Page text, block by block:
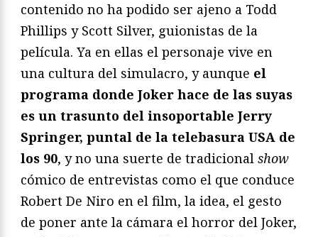
contenido no ha podido ser ajeno a Todd
Phillips y Scott Silver, guionistas de la
película. Ya en ellas el personaje vive en
una cultura del simulacro, y aunque el
programa donde Joker hace de las suyas
es un trasunto del insoportable Jerry
Springer, puntal de la telebasura USA de
los 90, y no una suerte de tradicional show
cómico de entrevistas como el que conduce
Robert De Niro en el film, la idea, el gesto
de poner ante la cámara el horror del Joker,